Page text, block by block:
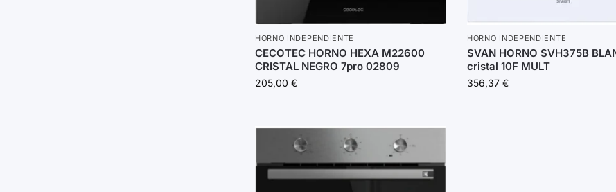
HORNO INDEPENDIENTE
CECOTEC HORNO HEXA M22600
CRISTAL NEGRO 7pro 02809
205,00 €
HORNO INDEPENDIENTE
SVAN HORNO SVH375B
cristal 10F MULT
356,37 €